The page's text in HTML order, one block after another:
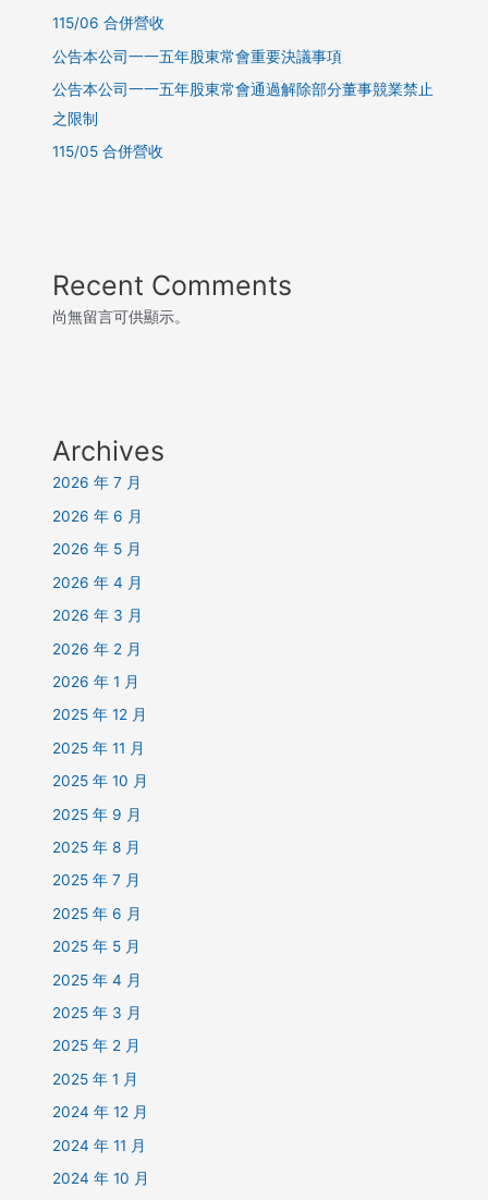
115/06 合併營收
公告本公司一一五年股東常會重要決議事項
公告本公司一一五年股東常會通過解除部分董事競業禁止
之限制
115/05 合併營收
Recent Comments
尚無留言可供顯示。
Archives
2026 年 7 月
2026 年 6 月
2026 年 5 月
2026 年 4 月
2026 年 3 月
2026 年 2 月
2026 年 1 月
2025 年 12 月
2025 年 11 月
2025 年 10 月
2025 年 9 月
2025 年 8 月
2025 年 7 月
2025 年 6 月
2025 年 5 月
2025 年 4 月
2025 年 3 月
2025 年 2 月
2025 年 1 月
2024 年 12 月
2024 年 11 月
2024 年 10 月